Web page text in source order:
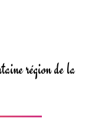
région de la